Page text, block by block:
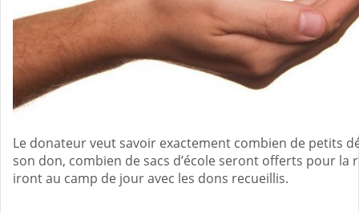
Le donateur veut savoir exactement combien de petits
son don, combien de sacs d’école seront offerts pour la
iront au camp de jour avec les dons recueillis.